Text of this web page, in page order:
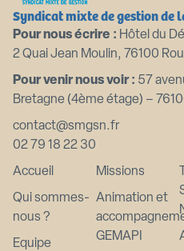
Syndicat mixte de gestion de
Pour nous écrire : Hôtel du
2 Quai Jean Moulin, 76100
Pour venir nous voir : 57
Bretagne (4ème étage) –
contact@smgsn.fr
02 79 18 22 30
Accueil
Qui sommes-
nous ?
Equipe
Missions
Animation et
GEMAPI